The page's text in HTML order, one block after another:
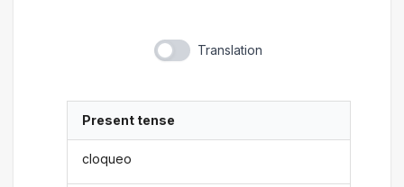
Translation
Present tense
cloqueo